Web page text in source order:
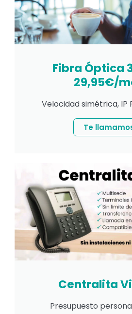
Fibra Óptica
29,95€/
Velocidad simétrica, IP
Te
Centralita
Presupuesto